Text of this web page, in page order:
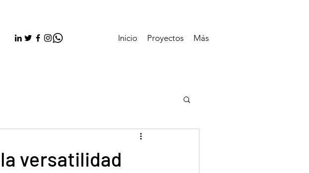
Inicio Proyectos Más
versatilidad